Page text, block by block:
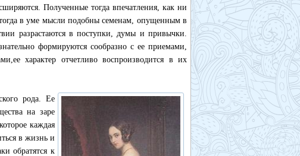
Полученные тогда впечатления, как ни
в уме мысли подобны семенам, опущенным в
разрастаются в поступки, думы и привычки.
формируются сообразно с ее приемами,
характер отчетливо воспроизводится в их
рода. Ее
на заре
каждая
в жизнь и
обратятся к